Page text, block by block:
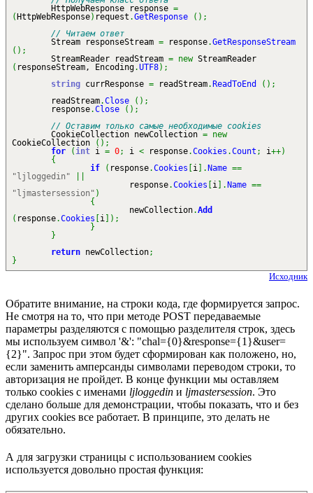
HttpWebResponse response =
( HttpWebResponse) request .GetResponse ( ) ;
// Читаем ответ
Stream responseStream = response.GetResponseStream
( ) ;
StreamReader readStream = newStreamReader
( responseStream, Encoding.UTF8) ;
string currResponse = readStream. ReadToEnd ( ) ;
readStream.Close ( ) ;
response.Close ( ) ;
// Оставим только самые необходимые cookies
CookieCollection newCollection = new
CookieCollection
( ) ;
for
( int i = 0; i < response.Cookies .Count ; i++)
{
if
( response.Cookies i . Name ==
"ljloggedin"
response.Cookies i . Name ==
"ljmastersession" )
{
newCollection.Add
( response.Cookies i ) ;
}
}
return newCollection;
}
Исходник
Обратите внимание, на строки кода, где формируется запрос.
Не смотря на то, что при методе POST передаваемые
параметры разделяются с помощью разделителя строк, здесь
мы используем символ '&': "chal={0}&response={1}&user=
{2}". Запрос при этом будет сформирован как положено, но,
если заменить амперсанды символами переводом строки, то
авторизация не пройдет. В конце функции мы оставляем
только cookies с именами ljloggedin и ljmastersession. Это
сделано больше для демонстрации, чтобы показать, что и без
других cookies все работает. В принципе, это делать не
обязательно.
А для загрузки страницы с использованием cookies
используется довольно простая функция: